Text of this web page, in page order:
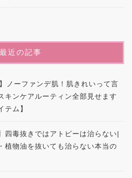
最近の記事
ノーファンデ肌！肌きれいって言
キンケアルーティン全部見せます
テム】
四毒抜きではアトピーは治らない|
植物油を抜いても治らない本当の